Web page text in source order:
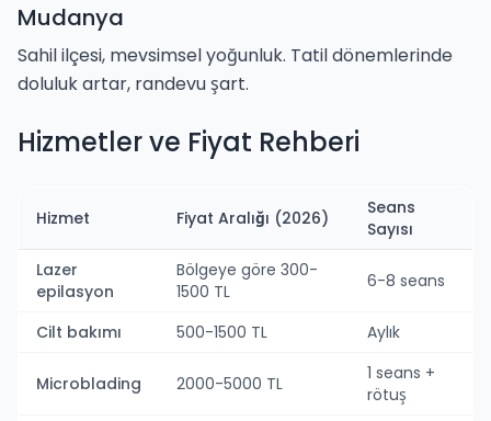
Mudanya
Sahil ilçesi, mevsimsel yoğunluk. Tatil dönemlerinde
doluluk artar, randevu şart.
Hizmetler ve Fiyat Rehberi
Hizmet Fiyat Aralığı (2026)
Seans
Sayısı
Lazer
epilasyon
Bölgeye göre 300-
1500 TL
6-8 seans
Cilt bakımı 500-1500 TL Aylık
Microblading 2000-5000 TL
1 seans +
rötuş